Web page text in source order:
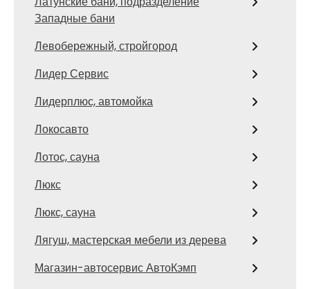
Западные бани
Левобережный, стройгород
Лидер Сервис
Лидерплюс, автомойка
Локосавто
Лотос, сауна
Люкс
Люкс, сауна
Лягуш, мастерская мебели из дерева
Магазин-автосервис АвтоКэмп